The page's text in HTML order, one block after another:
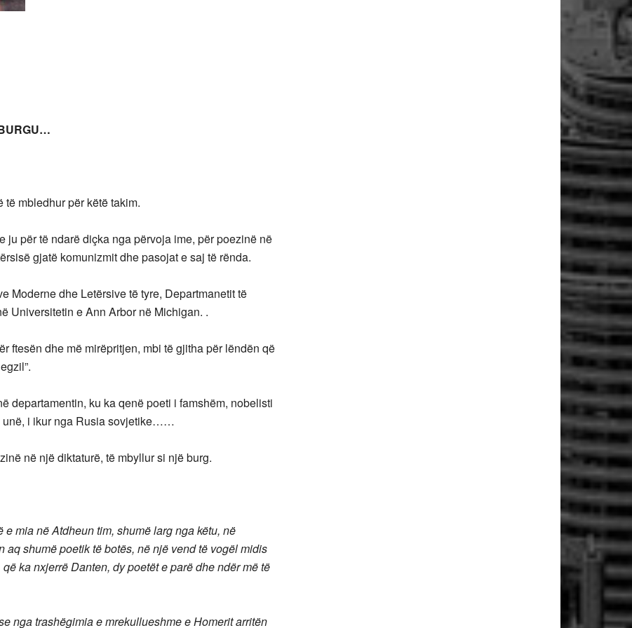
të mbledhur për këtë takim.
ju për të ndarë diçka nga përvoja ime, për poezinë në
gjatë komunizmit dhe pasojat e saj të rënda.
Moderne dhe Letërsive të tyre, Departmanetit të
Universitetin e Ann Arbor në Michigan. .
ftesën dhe më mirëpritjen, mbi të gjitha për lëndën që
departamentin, ku ka qenë poeti i famshëm, nobelisti
unë, i ikur nga Rusia sovjetike……
në një diktaturë, të mbyllur si një burg.
mia në Atdheun tim, shumë larg nga këtu, në
shumë poetik të botës, në një vend të vogël midis
ka nxjerrë Danten, dy poetët e parë dhe ndër më të
nga trashëgimia e mrekullueshme e Homerit arritën